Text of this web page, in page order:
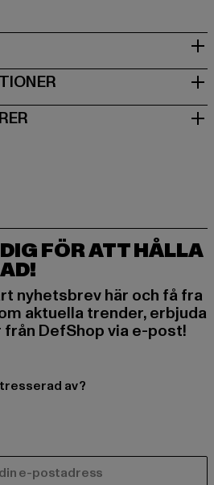
FÖR ATT HÅLLA
nyhetsbrev här och få fra
aktuella trender, erbjuda
DefShop via e-post!
av?